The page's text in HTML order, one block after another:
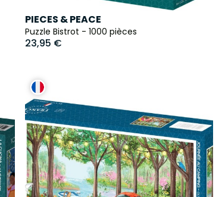
PIECES & PEACE
Puzzle Bistrot - 1000 pièces
23,95 €